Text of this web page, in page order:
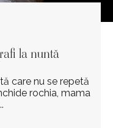
la nuntă
care nu se repetă
rochia, mama